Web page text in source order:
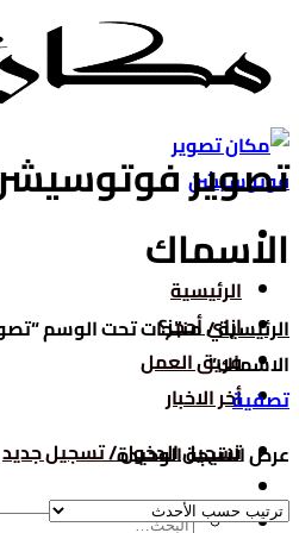
للمحتوى
الرئيسية
ازاي أحجز؟
فريق العمل
أخر الاخبار
تسجيل الدخول / تسجيل جديد
البحث
تصوير
الاسماك
الرئيسية/منتجات تحت الوسم
الاسماك”
تصفية
عرض النتيجة الوحيدة